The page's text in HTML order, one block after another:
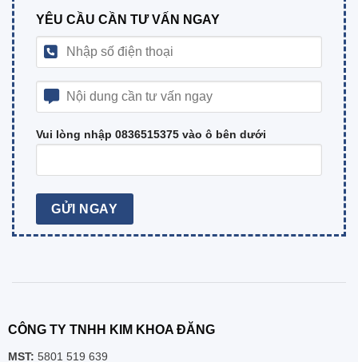
YÊU CẦU CẦN TƯ VẤN NGAY
Vui lòng nhập 0836515375 vào ô bên dưới
CÔNG TY TNHH KIM KHOA ĐĂNG
MST: 5801 519 639